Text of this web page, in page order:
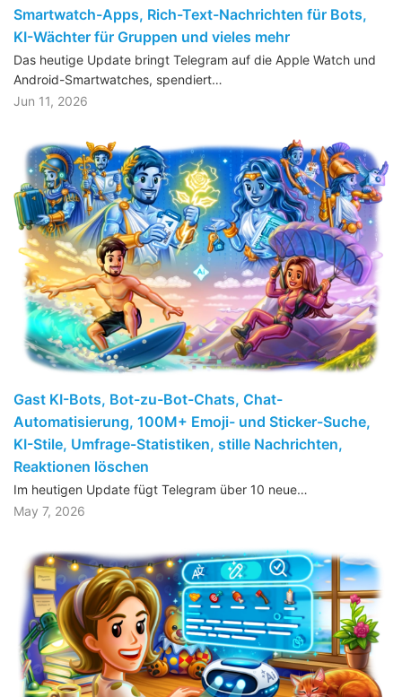
Smartwatch-Apps, Rich-Text-Nachrichten für Bots,
KI-Wächter für Gruppen und vieles mehr
Das heutige Update bringt Telegram auf die Apple Watch und
Android-Smartwatches, spendiert…
Jun 11, 2026
Gast KI-Bots, Bot-zu-Bot-Chats, Chat-
Automatisierung, 100M+ Emoji- und Sticker-Suche,
KI-Stile, Umfrage-Statistiken, stille Nachrichten,
Reaktionen löschen
Im heutigen Update fügt Telegram über 10 neue…
May 7, 2026